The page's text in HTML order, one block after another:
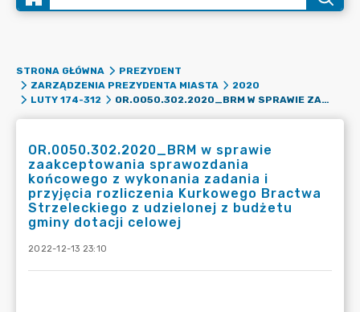
STRONA GŁÓWNA
PREZYDENT
ZARZĄDZENIA PREZYDENTA MIASTA
2020
LUTY 174-312
OR.0050.302.2020_BRM W SPRAWIE ZAAKCEPTOWANIA SPRAWOZDANIA KOŃCOWEGO Z WYKONANIA ZADANIA I PRZYJĘCIA ROZLICZENIA KURKOWEGO BRACTWA STRZELECKIEGO Z UDZIELONEJ Z BUDŻETU GMINY DOTACJI CELOWEJ
OR.0050.302.2020_BRM w sprawie
zaakceptowania sprawozdania
końcowego z wykonania zadania i
przyjęcia rozliczenia Kurkowego Bractwa
Strzeleckiego z udzielonej z budżetu
gminy dotacji celowej
2022-12-13 23:10